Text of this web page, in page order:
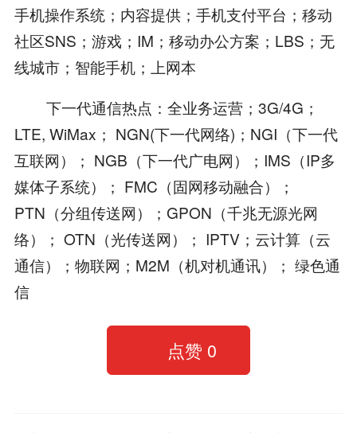
手机操作系统；内容提供；手机支付平台；移动
社区SNS；游戏；IM；移动办公方案；LBS；无
线城市；智能手机；上网本
下一代通信热点：全业务运营；3G/4G；
LTE, WiMax； NGN(下一代网络)；NGI（下一代
互联网）； NGB（下一代广电网）；IMS（IP多
媒体子系统）； FMC（固网移动融合）；
PTN（分组传送网）；GPON（千兆无源光网
络）； OTN（光传送网）； IPTV；云计算（云
通信）；物联网；M2M（机对机通讯）； 绿色通
信
点赞 0